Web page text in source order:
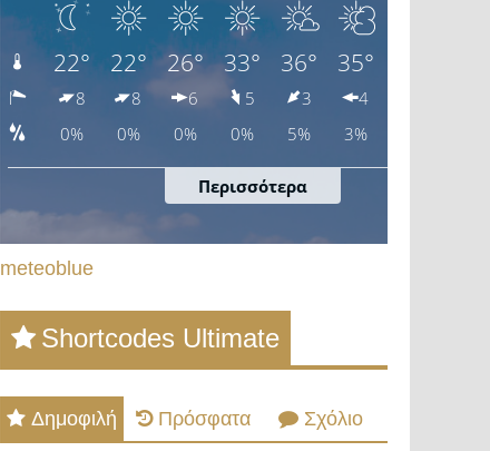
meteoblue
Shortcodes Ultimate
Δημοφιλή Πρόσφατα Σχόλιο